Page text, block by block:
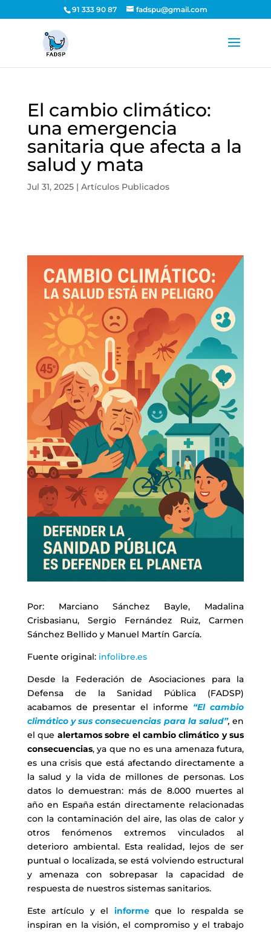
91 333 90 87 fadspu@gmail.com
El cambio climático:
una emergencia
sanitaria que afecta a la
salud y mata
Jul 31, 2025| Artículos Publicados
Por: Marciano Sánchez Bayle, Madalina
Crisbasianu, Sergio Fernández Ruiz, Carmen
Sánchez Bellido y Manuel Martín García.
Fuente original: infolibre.es
Desde la Federación de Asociaciones para la
Defensa de la Sanidad Pública (FADSP)
acabamos de presentar el informe “El cambio
climático y sus consecuencias para la salud”, en
el que alertamos sobre el cambio climático y sus
consecuencias, ya que no es una amenaza futura,
es una crisis que está afectando directamente a
la salud y la vida de millones de personas. Los
datos lo demuestran: más de 8.000 muertes al
año en España están directamente relacionadas
con la contaminación del aire, las olas de calor y
otros fenómenos extremos vinculados al
deterioro ambiental. Esta realidad, lejos de ser
puntual o localizada, se está volviendo estructural
y amenaza con sobrepasar la capacidad de
respuesta de nuestros sistemas sanitarios.
Este artículo y el informeque lo respalda se
inspiran en la visión, el compromiso y el trabajo